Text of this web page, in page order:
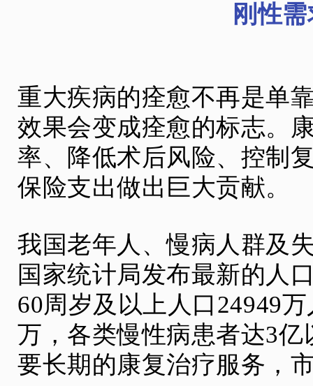
刚性
重大疾病的痊愈不再是单
效果会变成痊愈的标志。
率、降低术后风险、控制
保险支出做出巨大贡献。
我国老年人、慢病人群及
国家统计局发布最新的人
60周岁及以上人口24949
万，各类慢性病患者达3
要长期的康复治疗服务，